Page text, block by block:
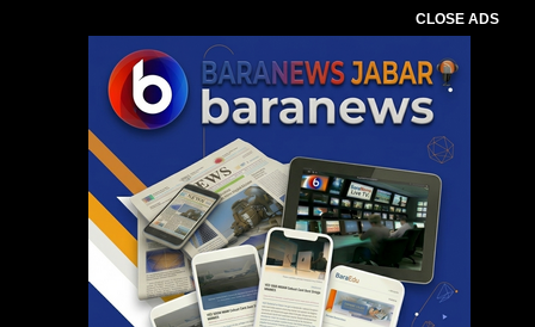
CLOSE ADS